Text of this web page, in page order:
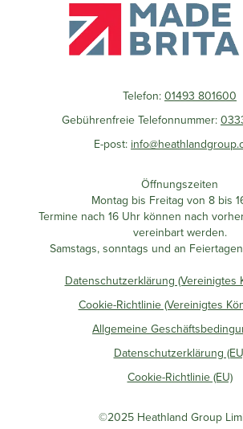
Telefon:01493 801600
Gebührenfreie Telefonnummer:
E-post:
Öffnungszeiten
Montag bis Freitag von 8 bis
Termine nach 16 Uhr können nach
vereinbart werden.
Samstags, sonntags und an
Datenschutzerklärung (Vereinigtes
Cookie-Richtlinie (Vereinigtes
Allgemeine
Datenschutzerklärung
Cookie-Richtlinie (EU)
©2025 Heathland Group